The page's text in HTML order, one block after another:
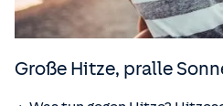
Große Hitze, pralle